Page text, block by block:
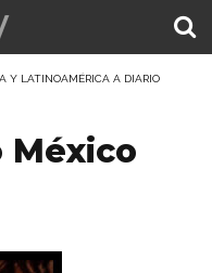
Y LATINOAMÉRICA A DIARIO
México